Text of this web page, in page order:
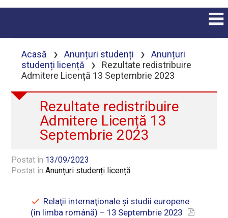
Acasă › Anunțuri studenți ›
Anunțuri
studenți licență
›
Rezultate redistribuire
Admitere Licență 13 Septembrie 2023
Rezultate redistribuire
Admitere Licență 13
Septembrie 2023
Postat în 13/09/2023
Postat înAnunțuri studenți licență
Relaţii internaţionale şi studii europene
(în limba română) – 13 Septembrie 2023